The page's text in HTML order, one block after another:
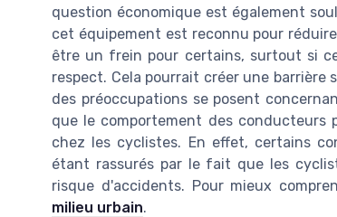
question économique est également
cet équipement est reconnu pour
être un frein pour certains, surtout si
respect. Cela pourrait créer une barrière
des préoccupations se posent
que le comportement des
chez les cyclistes. En effet, certains
étant rassurés par le fait que les
risque d'accidents. Pour mieux
milieu urbain.